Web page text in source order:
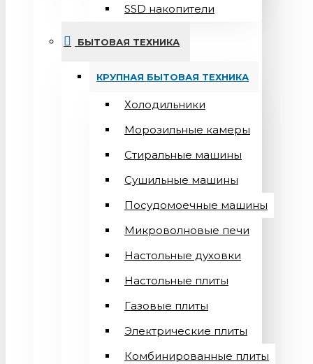
SSD накопители
БЫТОВАЯ ТЕХНИКА
КРУПНАЯ БЫТОВАЯ ТЕХНИКА
Холодильники
Морозильные камеры
Стиральные машины
Сушильные машины
Посудомоечные машины
Микроволновые печи
Настольные духовки
Настольные плиты
Газовые плиты
Электрические плиты
Комбинированные плиты